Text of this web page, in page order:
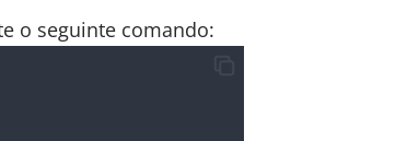
o seguinte comando: